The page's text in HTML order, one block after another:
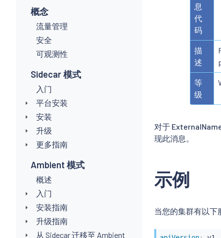
概念
流量管理
安全
可观测性
Sidecar 模式
入门
平台安装
安装
升级
更多指南
Ambient 模式
概述
入门
安装指南
升级指南
从 Sidecar 迁移至 Ambient
息
代
码
描
述
等
级
对于
现此消息。
示例
当您的集群有以下